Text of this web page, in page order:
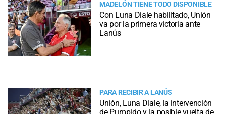
MADELÓN TIENE TODO DISPONIBLE
Con Luna Diale habilitado, Unión
va por la primera victoria ante
Lanús
PARA RECIBIR A LANÚS
Unión, Luna Diale, la intervención
de Pumpido y la posible vuelta de